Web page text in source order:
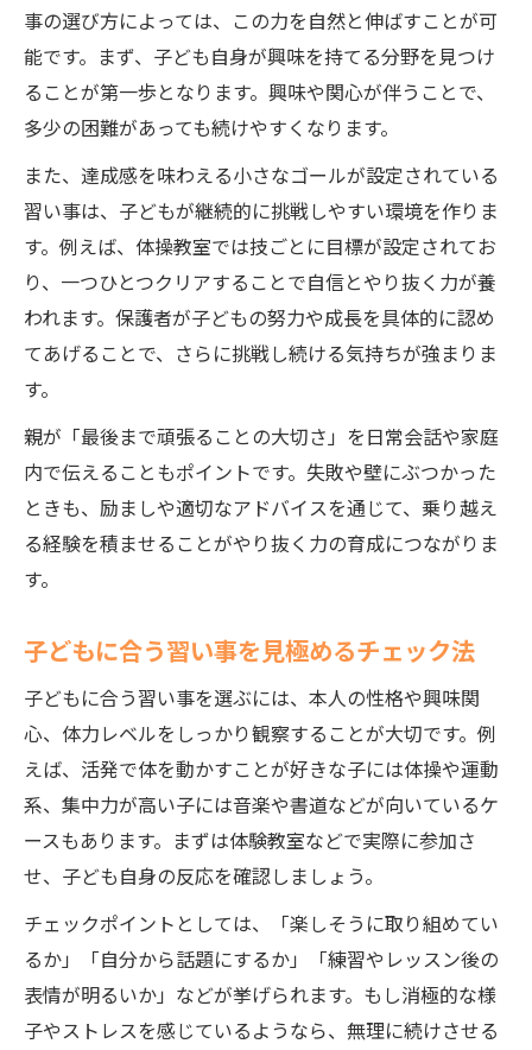
事の選び方によっては、この力を自然と伸ばすことが可
能です。まず、子ども自身が興味を持てる分野を見つけ
ることが第一歩となります。興味や関心が伴うことで、
多少の困難があっても続けやすくなります。
また、達成感を味わえる小さなゴールが設定されている
習い事は、子どもが継続的に挑戦しやすい環境を作りま
す。例えば、体操教室では技ごとに目標が設定されてお
り、一つひとつクリアすることで自信とやり抜く力が養
われます。保護者が子どもの努力や成長を具体的に認め
てあげることで、さらに挑戦し続ける気持ちが強まりま
す。
親が「最後まで頑張ることの大切さ」を日常会話や家庭
内で伝えることもポイントです。失敗や壁にぶつかった
ときも、励ましや適切なアドバイスを通じて、乗り越え
る経験を積ませることがやり抜く力の育成につながりま
す。
子どもに合う習い事を見極めるチェック法
子どもに合う習い事を選ぶには、本人の性格や興味関
心、体力レベルをしっかり観察することが大切です。例
えば、活発で体を動かすことが好きな子には体操や運動
系、集中力が高い子には音楽や書道などが向いているケ
ースもあります。まずは体験教室などで実際に参加さ
せ、子ども自身の反応を確認しましょう。
チェックポイントとしては、「楽しそうに取り組めてい
るか」「自分から話題にするか」「練習やレッスン後の
表情が明るいか」などが挙げられます。もし消極的な様
子やストレスを感じているようなら、無理に続けさせる